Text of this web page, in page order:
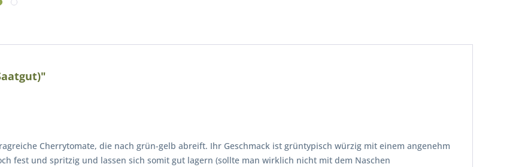
Cherrytomate, die nach grün-gelb abreift. Ihr Geschmack ist grüntypisch würzig mit einem angenehm
fest und spritzig und lassen sich somit gut lagern (sollte man wirklich nicht mit dem Naschen